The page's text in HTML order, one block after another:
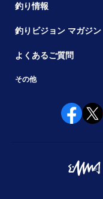
釣り情報
釣りビジョン マガジン
よくあるご質問
その他